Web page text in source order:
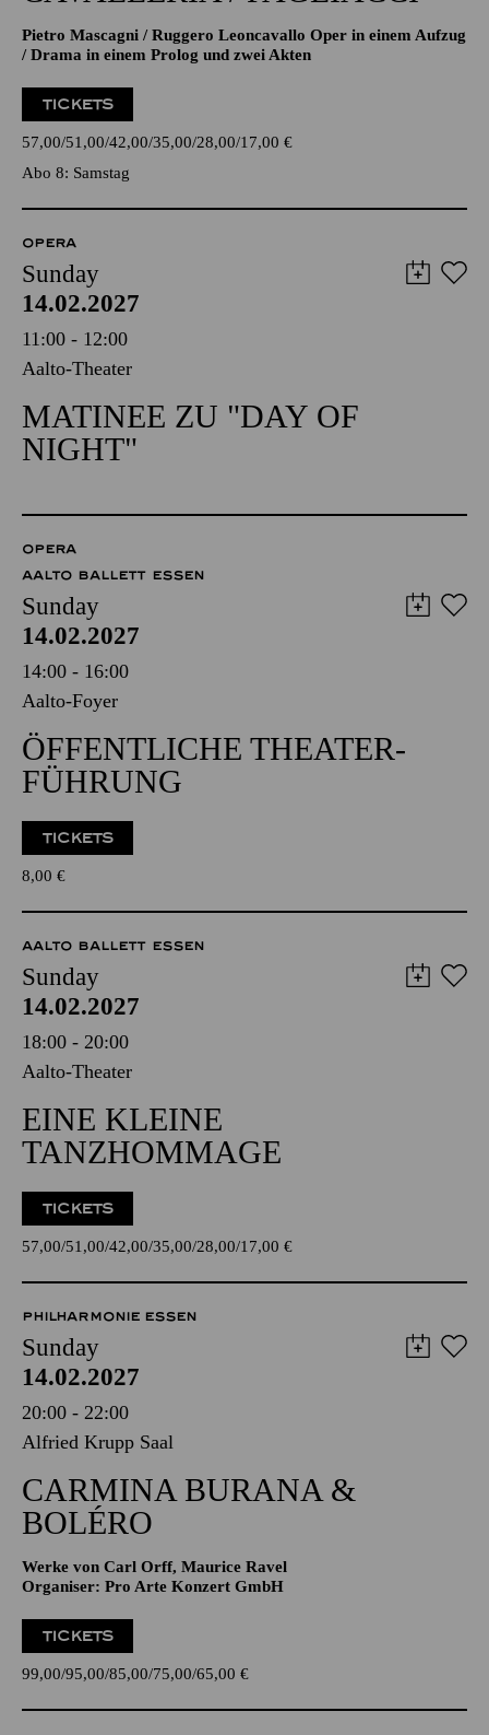
Pietro Mascagni / Ruggero Leoncavallo Oper in einem Aufzug
/ Drama in einem Prolog und zwei Akten
TICKETS
57,00 51,00 42,00 35,00 28,00 17,00 €
Abo 8: Samstag
OPERA
Sunday
14.02.2027
11:00 - 12:00
Aalto-Theater
MATINEE ZU "DAY OF
NIGHT"
OPERA
AALTO BALLETT ESSEN
Sunday
14.02.2027
14:00 - 16:00
Aalto-Foyer
ÖFFENTLICHE THEATER­
FÜHRUNG
TICKETS
8,00 €
AALTO BALLETT ESSEN
Sunday
14.02.2027
18:00 - 20:00
Aalto-Theater
EINE KLEINE
TANZHOMMAGE
TICKETS
57,00 51,00 42,00 35,00 28,00 17,00 €
PHILHARMONIE ESSEN
Sunday
14.02.2027
20:00 - 22:00
Alfried Krupp Saal
CARMINA BURANA &
BOLÉRO
Werke von Carl Orff, Maurice Ravel
Organiser: Pro Arte Konzert GmbH
TICKETS
99,00 95,00 85,00 75,00 65,00 €